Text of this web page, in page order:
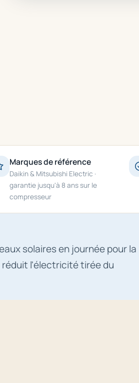
Marques de référence
Daikin & Mitsubishi Electric ·
garantie jusqu'à 8 ans sur le
compresseur
solaires en journée pour la
l'électricité tirée du